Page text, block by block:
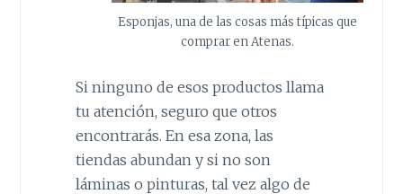
Esponjas, una de las cosas más típicas que
comprar en Atenas.
Si ninguno de esos productos llama
tu atención, seguro que otros
encontrarás. En esa zona, las
tiendas abundan y si no son
láminas o pinturas, tal vez algo de